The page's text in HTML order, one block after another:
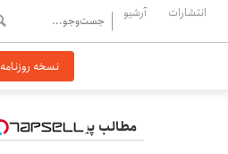
انتشارات آرشیو
نسخه روزنامه
مطالب پیشنهادی